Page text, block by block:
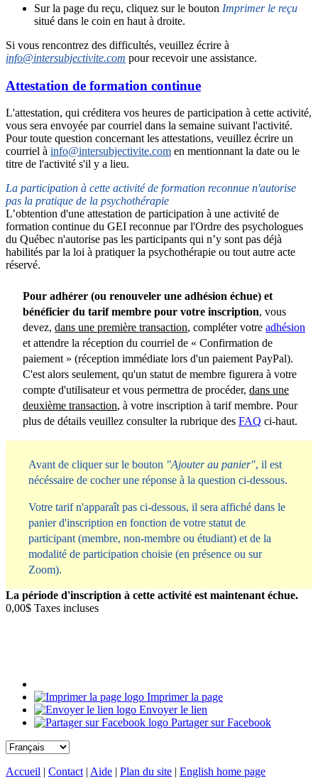
Sur la page du reçu, cliquez sur le bouton Imprimer le reçu
situé dans le coin en haut à droite.
Si vous rencontrez des difficultés, veuillez écrire à
info@intersubjectivite.com pour recevoir une assistance.
Attestation de formation continue
L'attestation, qui créditera vos heures de participation à cette activité,
vous sera envoyée par courriel dans la semaine suivant l'activité.
Pour toute question concernant les attestations, veuillez écrire un
courriel à info@intersubjectivite.com en mentionnant la date ou le
titre de l'activité s'il y a lieu.
La participation à cette activité de formation reconnue n'autorise
pas la pratique de la psychothérapie
L’obtention d'une attestation de participation à une activité de
formation continue du GEI reconnue par l'Ordre des psychologues
du Québec n'autorise pas les participants qui n’y sont pas déjà
habilités par la loi à pratiquer la psychothérapie ou tout autre acte
réservé.
Pour adhérer (ou renouveler une adhésion échue) et
bénéficier du tarif membre pour votre inscription, vous
devez, dans une première transaction, compléter votre adhésion
et attendre la réception du courriel de « Confirmation de
paiement » (réception immédiate lors d'un paiement PayPal).
C'est alors seulement, qu'un statut de membre figurera à votre
compte d'utilisateur et vous permettra de procéder, dans une
deuxième transaction, à votre inscription à tarif membre. Pour
plus de détails veuillez consulter la rubrique des FAQ ci-haut.
Avant de cliquer sur le bouton "Ajouter au panier", il est
nécéssaire de cocher une réponse à la question ci-dessous.
Votre tarif n'apparaît pas ci-dessous, il sera affiché dans le
panier d'inscription en fonction de votre statut de
participant (membre, non-membre ou étudiant) et de la
modalité de participation choisie (en présence ou sur
Zoom).
La période d'inscription à cette activité est maintenant échue.
0,00$ Taxes incluses
Imprimer la page
Envoyer le lien
Partager sur Facebook
Accueil | Contact | Aide | Plan du site | English home page